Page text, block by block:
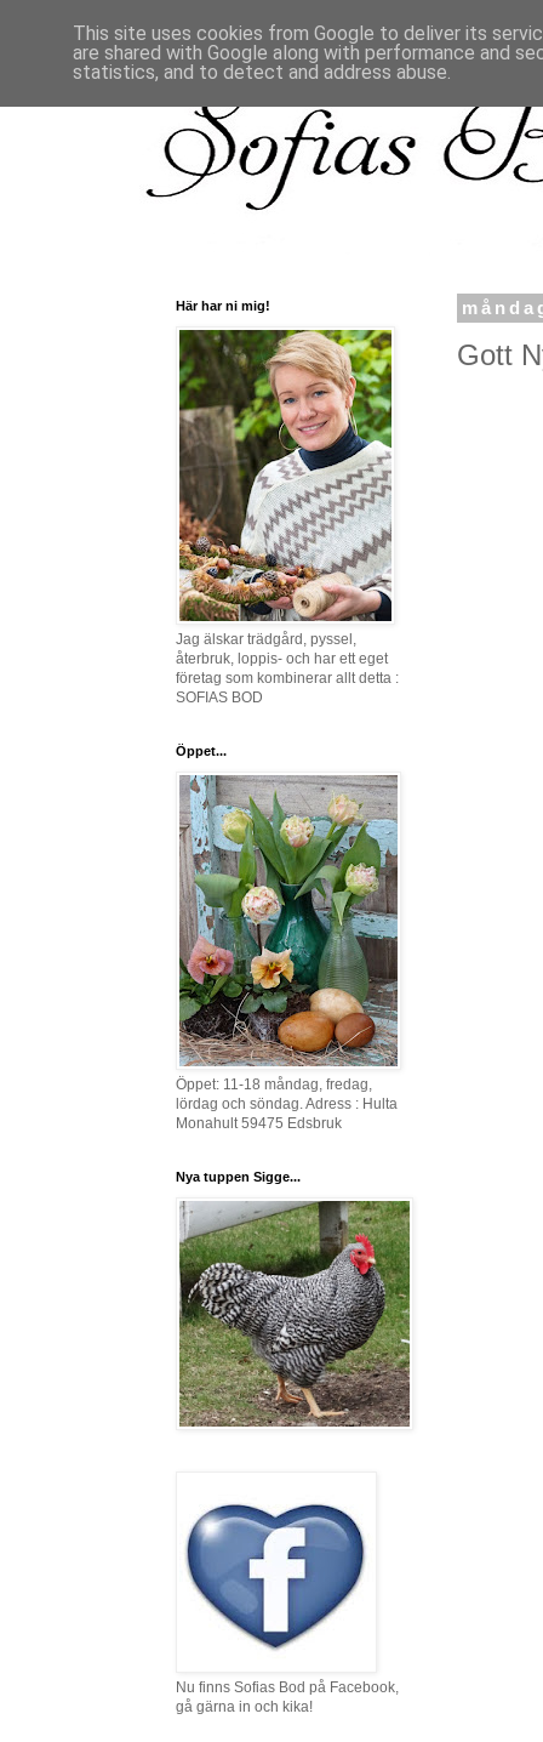
Gott
Här har ni mig!
Jag älskar trädgård, pyssel,
återbruk, loppis- och har ett eget
företag som kombinerar allt detta :
SOFIAS BOD
Öppet...
Öppet: 11-18 måndag, fredag,
lördag och söndag. Adress : Hulta
Monahult 59475 Edsbruk
Nya tuppen Sigge...
Nu finns Sofias Bod på Facebook,
gå gärna in och kika!
This site uses cookies from Google to deliver its
are shared with Google along with performance and
statistics, and to detect and address abuse.